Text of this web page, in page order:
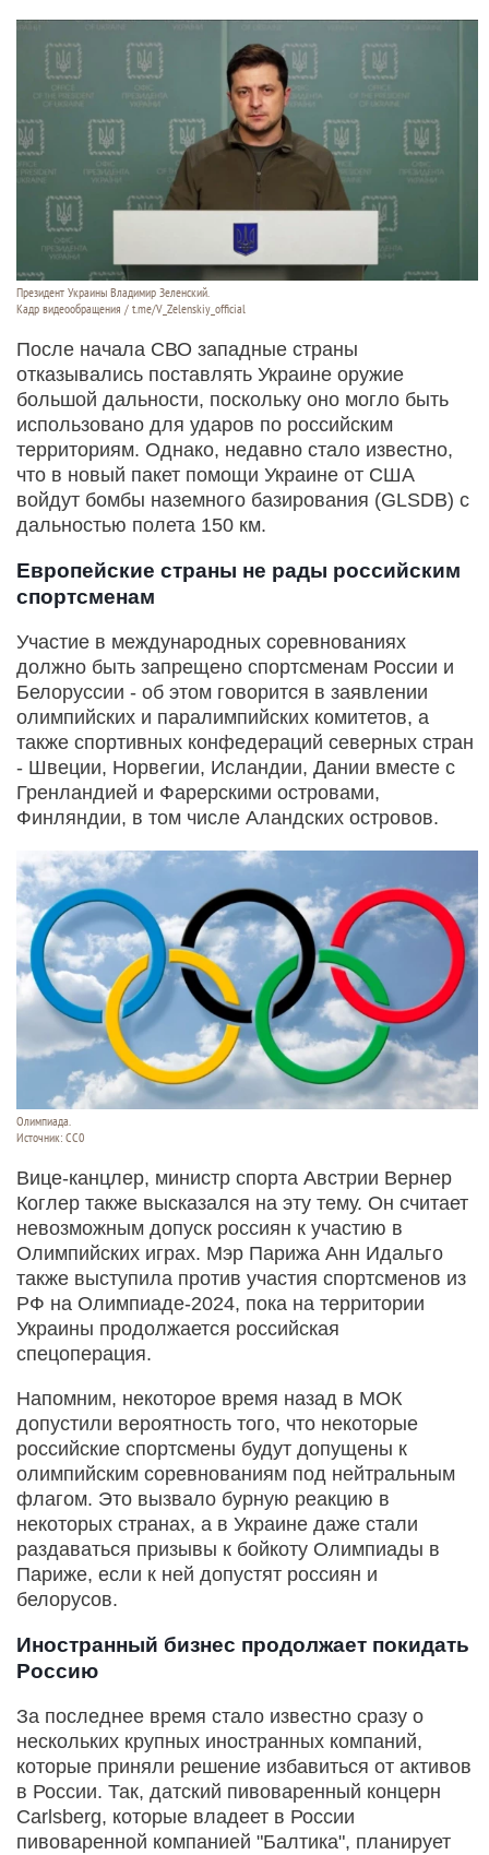
Президент Украины Владимир Зеленский.
Кадр видеообращения / t.me/V_Zelenskiy_official
После начала СВО западные страны
отказывались поставлять Украине оружие
большой дальности, поскольку оно могло быть
использовано для ударов по российским
территориям. Однако, недавно стало известно,
что в новый пакет помощи Украине от США
войдут бомбы наземного базирования (GLSDB) с
дальностью полета 150 км.
Европейские страны не рады российским
спортсменам
Участие в международных соревнованиях
должно быть запрещено спортсменам России и
Белоруссии - об этом говорится в заявлении
олимпийских и паралимпийских комитетов, а
также спортивных конфедераций северных стран
- Швеции, Норвегии, Исландии, Дании вместе с
Гренландией и Фарерскими островами,
Финляндии, в том числе Аландских островов.
Олимпиада.
Источник: СС0
Вице-канцлер, министр спорта Австрии Вернер
Коглер также высказался на эту тему. Он считает
невозможным допуск россиян к участию в
Олимпийских играх. Мэр Парижа Анн Идальго
также выступила против участия спортсменов из
РФ на Олимпиаде-2024, пока на территории
Украины продолжается российская
спецоперация.
Напомним, некоторое время назад в МОК
допустили вероятность того, что некоторые
российские спортсмены будут допущены к
олимпийским соревнованиям под нейтральным
флагом. Это вызвало бурную реакцию в
некоторых странах, а в Украине даже стали
раздаваться призывы к бойкоту Олимпиады в
Париже, если к ней допустят россиян и
белорусов.
Иностранный бизнес продолжает покидать
Россию
За последнее время стало известно сразу о
нескольких крупных иностранных компаний,
которые приняли решение избавиться от активов
в России. Так, датский пивоваренный концерн
Carlsberg, которые владеет в России
пивоваренной компанией "Балтика", планирует